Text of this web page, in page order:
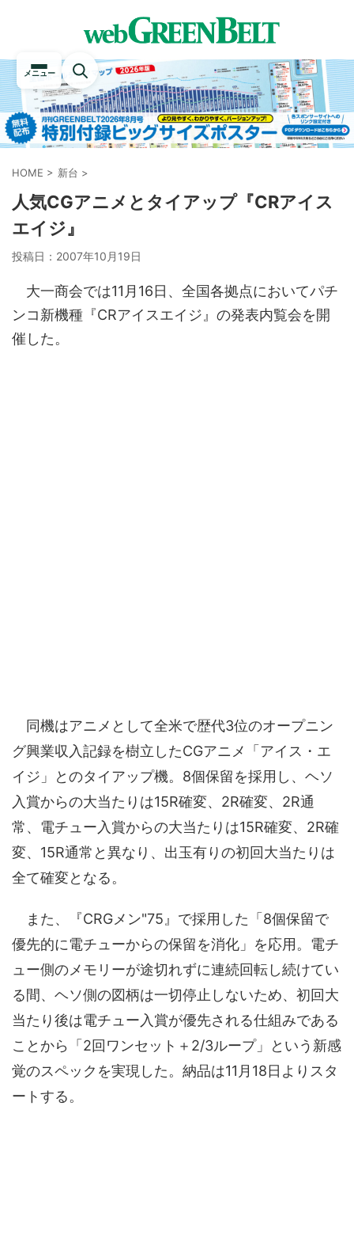
メニュー
HOME > 新台 >
人気CGアニメとタイアップ『CRアイス
エイジ』
投稿日： 2007年10月19日
大一商会では11月16日、全国各拠点においてパチ
ンコ新機種『CRアイスエイジ』の発表内覧会を開
催した。
同機はアニメとして全米で歴代3位のオープニン
グ興業収入記録を樹立したCGアニメ「アイス・エ
イジ」とのタイアップ機。8個保留を採用し、ヘソ
入賞からの大当たりは15R確変、2R確変、2R通
常、電チュー入賞からの大当たりは15R確変、2R確
変、15R通常と異なり、出玉有りの初回大当たりは
全て確変となる。
また、『CRGメン"75』で採用した「8個保留で
優先的に電チューからの保留を消化」を応用。電チ
ュー側のメモリーが途切れずに連続回転し続けてい
る間、ヘソ側の図柄は一切停止しないため、初回大
当たり後は電チュー入賞が優先される仕組みである
ことから「2回ワンセット＋2/3ループ」という新感
覚のスペックを実現した。納品は11月18日よりスタ
ートする。